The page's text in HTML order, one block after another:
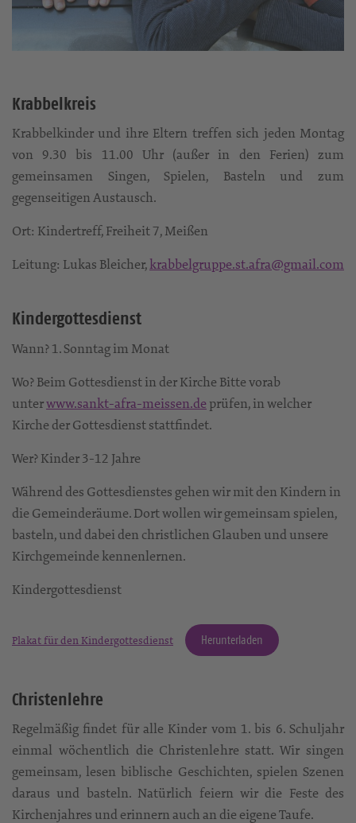
Krabbelkreis
Krabbelkinder und ihre Eltern treffen sich jeden Montag
von 9.30 bis 11.00 Uhr (außer in den Ferien) zum
gemeinsamen Singen, Spielen, Basteln und zum
gegenseitigen Austausch.
Ort: Kindertreff, Freiheit 7, Meißen
Leitung: Lukas Bleicher,krabbelgruppe.st.afra@gmail.com
Kindergottesdienst
Wann? 1. Sonntag im Monat
Wo? Beim Gottesdienst in der Kirche Bitte vorab
unterwww.sankt-afra-meissen.deprüfen, in welcher
Kirche der Gottesdienst stattfindet.
Wer? Kinder 3-12 Jahre
Während des Gottesdienstes gehen wir mit den Kindern in
die Gemeinderäume. Dort wollen wir gemeinsam spielen,
basteln, und dabei den christlichen Glauben und unsere
Kirchgemeinde kennenlernen.
Kindergottesdienst
Plakat für den Kindergottesdienst Herunterladen
Christenlehre
Regelmäßig findet für alle Kinder vom 1. bis 6. Schuljahr
einmal wöchentlich die Christenlehre statt. Wir singen
gemeinsam, lesen biblische Geschichten, spielen Szenen
daraus und basteln. Natürlich feiern wir die Feste des
Kirchenjahres und erinnern auch an die eigene Taufe.